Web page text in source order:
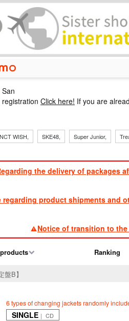
San
Click here! If you are
NCT WISH, SKE48, Super Junior,
the delivery of packages
regarding product shipments and
Notice of transition to the
Ranking
B】
6 types of changing jackets randomly
SINGLE ｜ CD